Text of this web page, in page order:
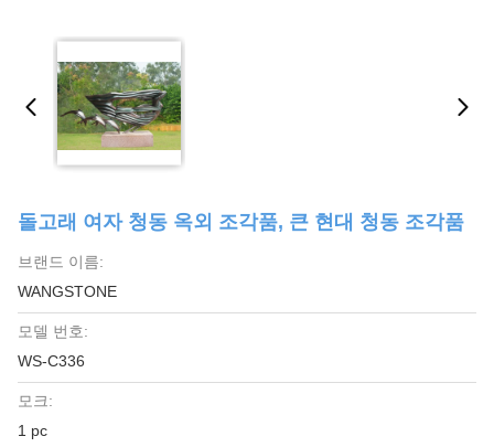
돌고래 여자 청동 옥외 조각품, 큰 현대 청동 조각품
브랜드 이름:
WANGSTONE
모델 번호:
WS-C336
모크:
1 pc